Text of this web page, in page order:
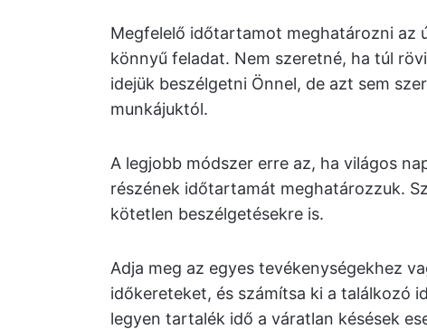
Megfelelő időtartamot meghatározni az
könnyű feladat. Nem szeretné, ha túl
idejük beszélgetni Önnel, de azt sem
munkájuktól.
A legjobb módszer erre az, ha világos
részének időtartamát meghatározzuk.
kötetlen beszélgetésekre is.
Adja meg az egyes tevékenységekhez
időkereteket, és számítsa ki a találkozó
legyen tartalék idő a váratlan késések